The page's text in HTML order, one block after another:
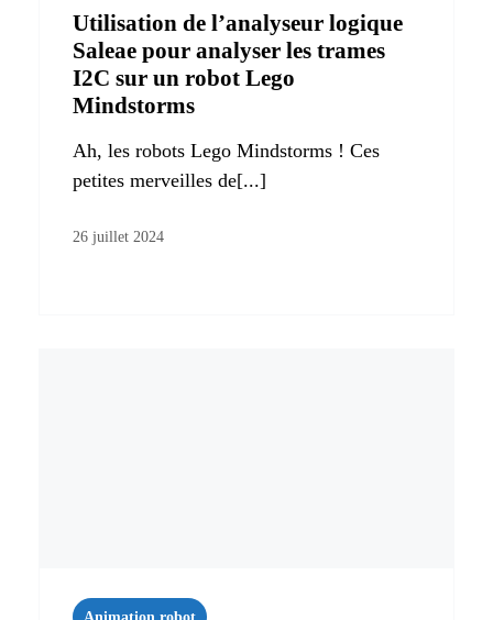
Utilisation de l’analyseur logique
Saleae pour analyser les trames
I2C sur un robot Lego
Mindstorms
Ah, les robots Lego Mindstorms ! Ces
petites merveilles de[...]
26 juillet 2024